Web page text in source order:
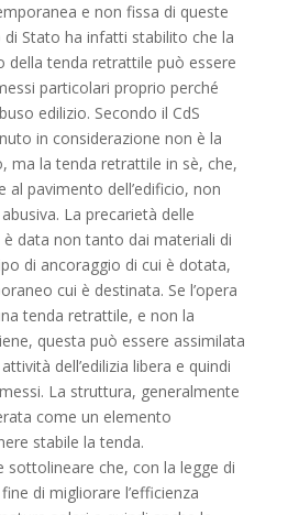
e non fissa di queste
di Stato ha infatti stabilito che la
della tenda retrattile può essere
particolari proprio perché
edilizio. Secondo il CdS
in considerazione non è la
ma la tenda retrattile in sè, che,
al pavimento dell’edificio, non
La precarietà delle
è data non tanto dai materiali di
di ancoraggio di cui è dotata,
cui è destinata. Se l’opera
tenda retrattile, e non la
questa può essere assimilata
dell’edilizia libera e quindi
La struttura, generalmente
come un elemento
stabile la tenda.
sottolineare che, con la legge di
di migliorare l’efficienza